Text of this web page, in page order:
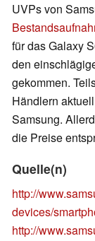
UVPs von
für das Galaxy
den
gekommen.
Händlern
Samsung.
die Preise
Quelle(n)
http://
devices/
http://